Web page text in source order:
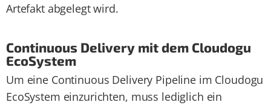
Artefakt abgelegt wird.
Contin­uous Deliv­ery mit dem Cloudogu
Eco­System
Um eine Continuous Delivery Pipeline im Cloudogu
EcoSystem einzurichten, muss lediglich ein